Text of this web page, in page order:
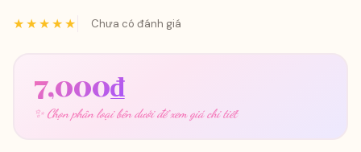
★★★★★ Chưa có đánh giá
7,000₫
✨ Chọn phân loại bên dưới để xem giá chi tiết